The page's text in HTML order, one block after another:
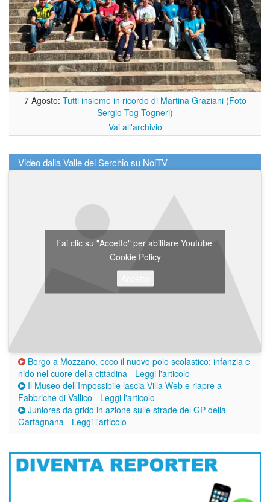
7 Agosto: Tutti insieme in ricordo di Martina Graziani (Foto
Sergio Tog Togneri)
Vai all'archivio
Video dalla Valle del Serchio su NoiTV
Fai clic su "Accetto" per abilitare Youtube
Cookie Policy
Borgo a Mozzano, ecco il nuovo polo scolastico: infanzia e
nido nel cuore della cittadina - Leggi l'articolo
Il Museo dell’Impossibile lascia Villa Web e riapre a
Fabbriche di Vallico - Leggi l'articolo
Juniores da grido in azione sulle strade del GP della
Garfagnana - Leggi l'articolo